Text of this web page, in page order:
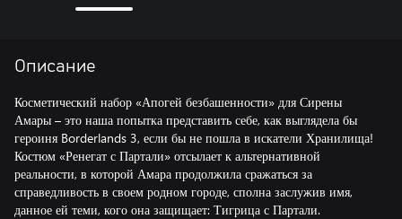
Описание
Косметический набор «Апогей безбашенности» для Сирены
Амары – это наша попытка представить себе, как выглядела бы
героиня Borderlands 3, если бы не пошла в искатели Хранилища!
Костюм «Ренегат с Партали» отсылает к альтернативной
реальности, в которой Амара продолжила сражаться за
справедливость в своем родном городе, сполна заслужив имя,
данное ей теми, кого она защищает: Тигрица с Партали.